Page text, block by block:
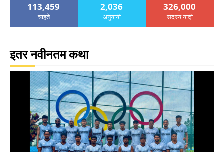
113,459
चाहते
2,036
अनुयायी
326,000
सदस्य यादी
इतर नवीनतम कथा